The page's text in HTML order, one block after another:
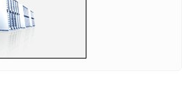
završili na 10. mestu Evrolige, igraće u